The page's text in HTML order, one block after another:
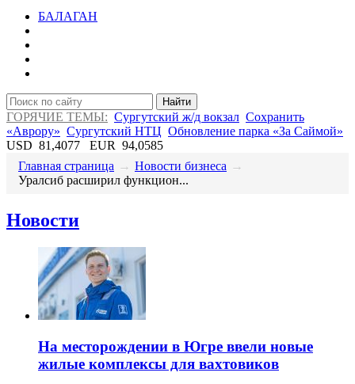
БАЛАГАН
Найти
ГОРЯЧИЕ ТЕМЫ: Сургутский ж/д вокзал Сохранить
«Аврору» Сургутский НТЦ Обновление парка «За Саймой»
USD 81,4077 EUR 94,0585
Главная страница → Новости бизнеса →
​Уралсиб расширил функцион...
Новости
​На месторождении в Югре ввели новые
жилые комплексы для вахтовиков